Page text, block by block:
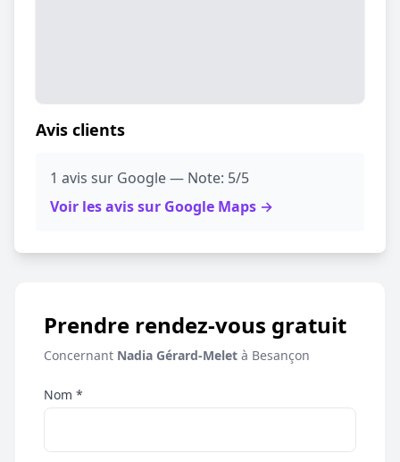
Avis clients
1 avis sur Google — Note: 5/5
Voir les avis sur Google Maps →
Prendre rendez-vous gratuit
Concernant Nadia Gérard-Melet à Besançon
Nom *